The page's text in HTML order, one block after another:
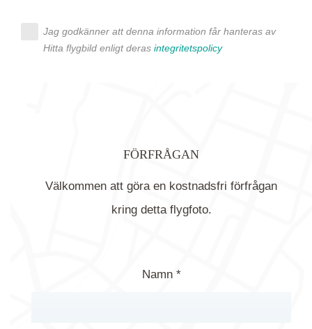
Jag godkänner att denna information får hanteras av
Hitta flygbild enligt deras integritetspolicy
FÖRFRÅGAN
Välkommen att göra en kostnadsfri förfrågan
kring detta flygfoto.
Namn *